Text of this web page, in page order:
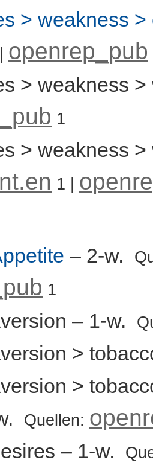
> weakness >
| openrep_pub
> weakness >
1
> weakness
1 |
– 2-w.
1
– 1-w.
>
>
Quellen:
– 1-w.